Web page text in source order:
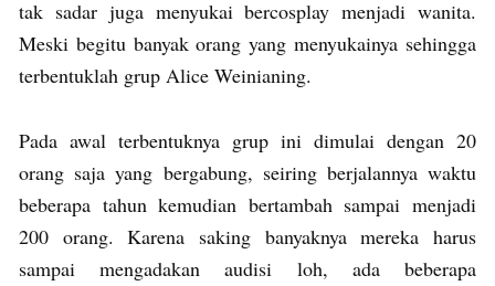
tak sadar juga menyukai bercosplay menjadi wanita.
Meski begitu banyak orang yang menyukainya sehingga
terbentuklah grup Alice Weinianing.
Pada awal terbentuknya grup ini dimulai dengan 20
orang saja yang bergabung, seiring berjalannya waktu
beberapa tahun kemudian bertambah sampai menjadi
200 orang. Karena saking banyaknya mereka harus
sampai mengadakan audisi loh, ada beberapa